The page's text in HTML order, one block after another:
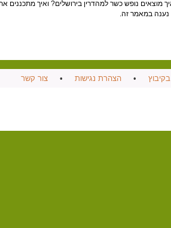
מוצאים נופש כשר למהדרין בירושלים? ואיך מתכננים
נענה במאמר זה.
•הצהרת נגישות •צור קשר